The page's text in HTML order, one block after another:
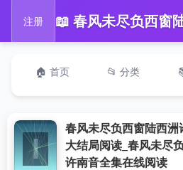
注册
🏠 首页 📂 分类
春风未尽负西窗陆西洲
大结局阅读_春风未尽
许南音全集在线阅读